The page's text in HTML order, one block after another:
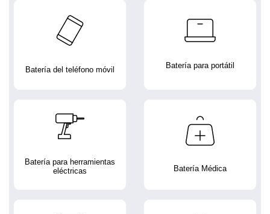
Batería del teléfono móvil Batería para portátil
Batería para herramientas
eléctricas
Batería Médica